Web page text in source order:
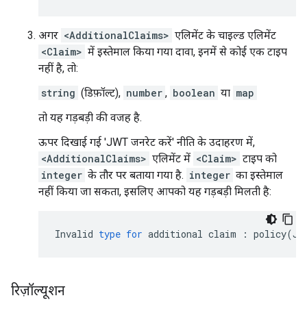
अगर <AdditionalClaims> एलिमेंट के चाइल्ड एलिमेंट
<Claim> में इस्तेमाल किया गया दावा, इनमें से कोई एक टाइप
नहीं है, तो:
string (डिफ़ॉल्ट), number , boolean या map
तो यह गड़बड़ी की वजह है.
ऊपर दिखाई गई 'JWT जनरेट करें' नीति के उदाहरण में,
<AdditionalClaims> एलिमेंट में <Claim> टाइप को
integer के तौर पर बताया गया है. integer का इस्तेमाल
नहीं किया जा सकता, इसलिए आपको यह गड़बड़ी मिलती है:
Invalid type for additional claim : policy(
रिज़ॉल्यूशन